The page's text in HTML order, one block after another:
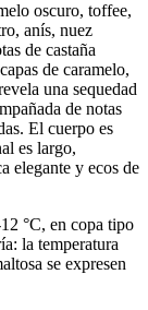
oscuro, toffee,
anís, nuez
de castaña
de caramelo,
una sequedad
de notas
El cuerpo es
es largo,
elegante y ecos de
°C, en copa tipo
la temperatura
se expresen